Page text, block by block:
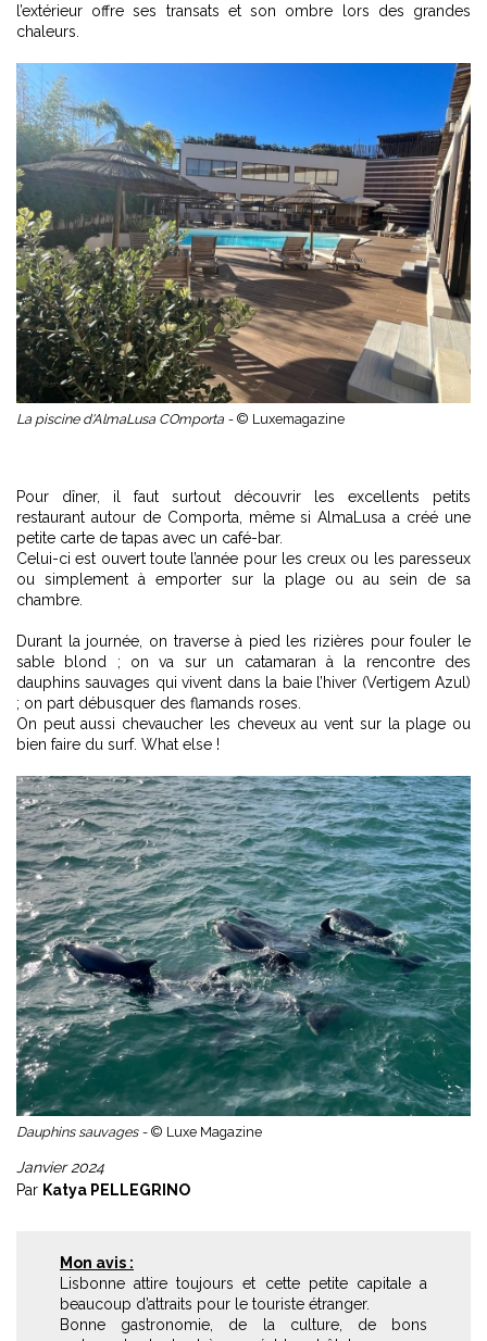
l’extérieur offre ses transats et son ombre lors des grandes
chaleurs.
La piscine d'AlmaLusa COmporta - © Luxemagazine
Pour dîner, il faut surtout découvrir les excellents petits
restaurant autour de Comporta, même si AlmaLusa a créé une
petite carte de tapas avec un café-bar.
Celui-ci est ouvert toute l’année pour les creux ou les paresseux
ou simplement à emporter sur la plage ou au sein de sa
chambre.
Durant la journée, on traverse à pied les rizières pour fouler le
sable blond ; on va sur un catamaran à la rencontre des
dauphins sauvages qui vivent dans la baie l’hiver (Vertigem Azul)
; on part débusquer des flamands roses.
On peut aussi chevaucher les cheveux au vent sur la plage ou
bien faire du surf. What else !
Dauphins sauvages - © Luxe Magazine
Janvier 2024
Par Katya PELLEGRINO
Mon avis :
Lisbonne attire toujours et cette petite capitale a
beaucoup d’attraits pour le touriste étranger.
Bonne gastronomie, de la culture, de bons